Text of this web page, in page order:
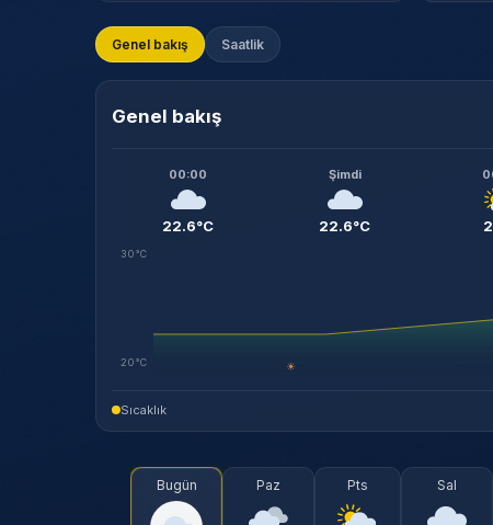
Genel bakış Saatlik
Genel bakış
00:00
22.6°C
Şimdi
22.6°C
30°C
20°C ☀
Sıcaklık
Bugün Paz Pts Sal